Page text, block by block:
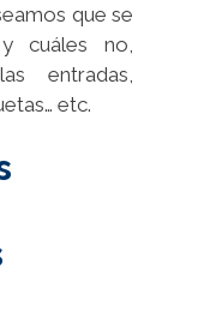
que se
cuáles no,
entradas,
etc.